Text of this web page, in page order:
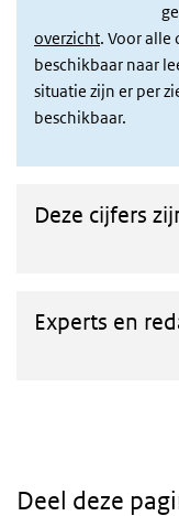
overzicht. Voor
beschikbaar naar
situatie zijn er per
beschikbaar.
Deze cijfers
Experts en
Deel deze